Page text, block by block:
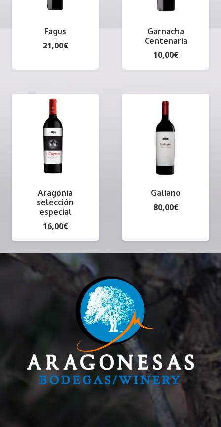
Fagus
21,00€
Garnacha
Centenaria
10,00€
Aragonia
selección
especial
16,00€
Galiano
80,00€